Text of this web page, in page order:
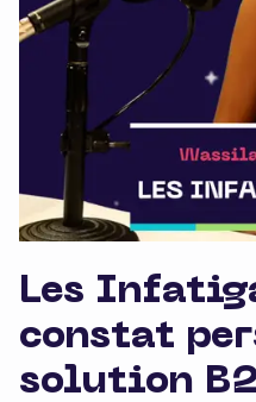
Les
constat
solution